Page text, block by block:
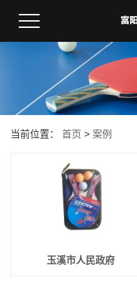
当前位置： 首页 > 案例
玉溪市人民政府